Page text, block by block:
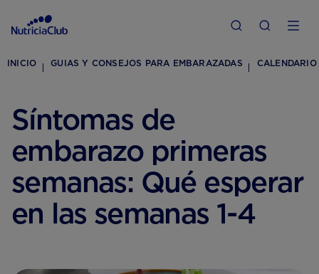
INICIO GUIAS Y CONSEJOS PARA EMBARAZADAS
Síntomas de
embarazo primeras
semanas: Qué esperar
en las semanas 1-4